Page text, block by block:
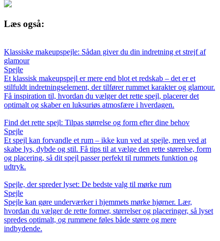
Læs også:
Klassiske makeupspejle: Sådan giver du din indretning et strejf af
glamour
Spejle
Et klassisk makeupspejl er mere end blot et redskab – det er et
stilfuldt indretningselement, der tilfører rummet karakter og glamour.
Få inspiration til, hvordan du vælger det rette spejl, placerer det
optimalt og skaber en luksuriøs atmosfære i hverdagen.
Find det rette spejl: Tilpas størrelse og form efter dine behov
Spejle
Et spejl kan forvandle et rum – ikke kun ved at spejle, men ved at
skabe lys, dybde og stil. Få tips til at vælge den rette størrelse, form
og placering, så dit spejl passer perfekt til rummets funktion og
udtryk.
Spejle, der spreder lyset: De bedste valg til mørke rum
Spejle
Spejle kan gøre underværker i hjemmets mørke hjørner. Lær,
hvordan du vælger de rette former, størrelser og placeringer, så lyset
spredes optimalt, og rummene føles både større og mere
indbydende.